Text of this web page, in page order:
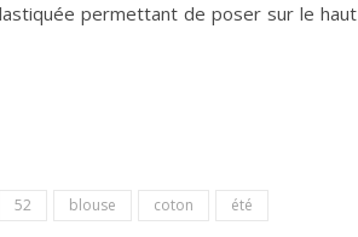
permettant de poser sur le haut
52 blouse coton
été